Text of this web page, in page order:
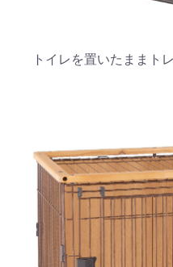
トイレを置いたままト